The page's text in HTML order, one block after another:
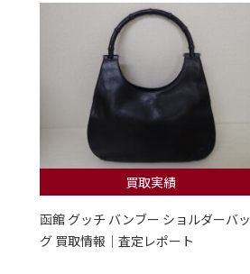
買取実績
函館 グッチ バンブー ショルダーバッ
グ 買取情報｜査定レポート